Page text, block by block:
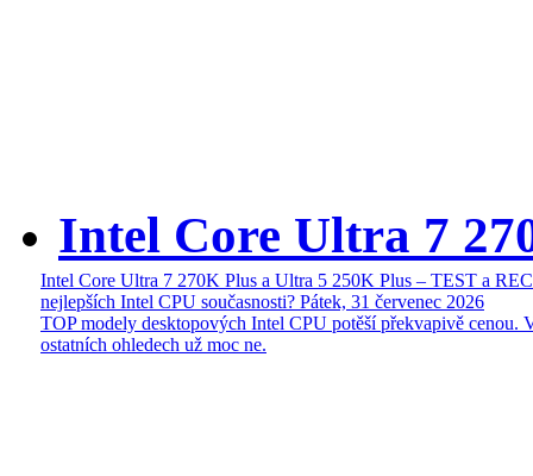
Intel Core Ultra 7
Intel Core Ultra 7 270K Plus a Ultra 5 250K Plus – TEST a
nejlepších Intel CPU současnosti? Pátek, 31 červenec 2026
TOP modely desktopových Intel CPU potěší překvapivě cenou.
ostatních ohledech už moc ne.